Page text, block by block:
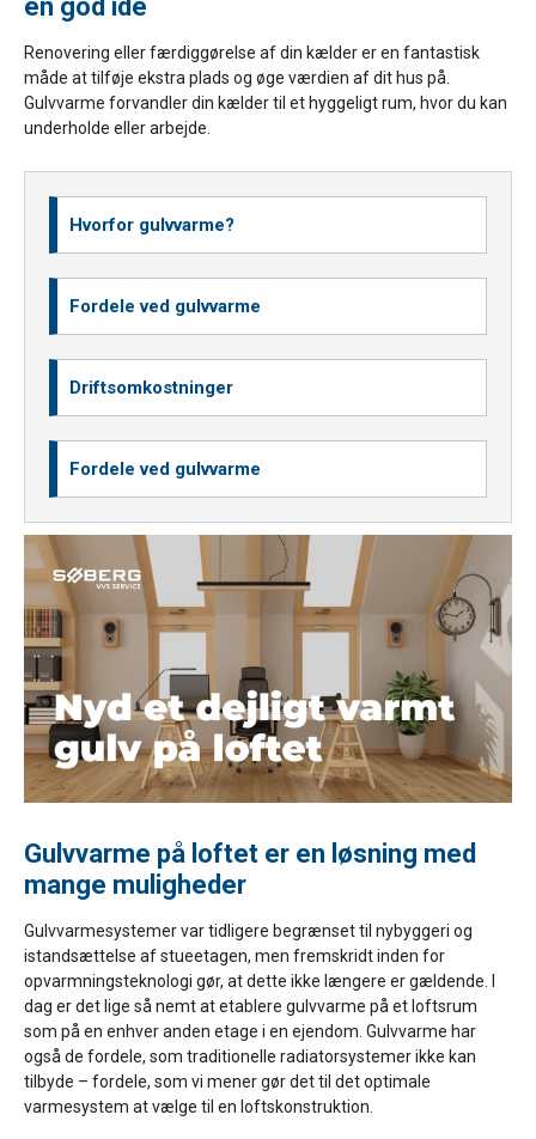
en god ide
Renovering eller færdiggørelse af din kælder er en fantastisk
måde at tilføje ekstra plads og øge værdien af dit hus på.
Gulvvarme forvandler din kælder til et hyggeligt rum, hvor du kan
underholde eller arbejde.
Hvorfor gulvvarme?
Fordele ved gulvvarme
Driftsomkostninger
Fordele ved gulvvarme
Gulvvarme på loftet er en løsning med
mange muligheder
Gulvvarmesystemer var tidligere begrænset til nybyggeri og
istandsættelse af stueetagen, men fremskridt inden for
opvarmningsteknologi gør, at dette ikke længere er gældende. I
dag er det lige så nemt at etablere gulvvarme på et loftsrum
som på en enhver anden etage i en ejendom. Gulvvarme har
også de fordele, som traditionelle radiatorsystemer ikke kan
tilbyde – fordele, som vi mener gør det til det optimale
varmesystem at vælge til en loftskonstruktion.